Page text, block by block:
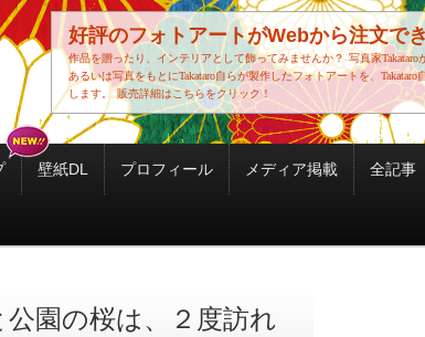
好評のフォトアートがWebから注文で
作品を贈ったり、インテリアとして飾ってみませんか？ 写真家
あるいは写真をもとにTakataro自らが製作したフォトアートを、Takataro
します。 販売詳細はこちらをクリック！
壁紙DL プロフィール メディア掲載 全記事
園の桜は、２度訪れ